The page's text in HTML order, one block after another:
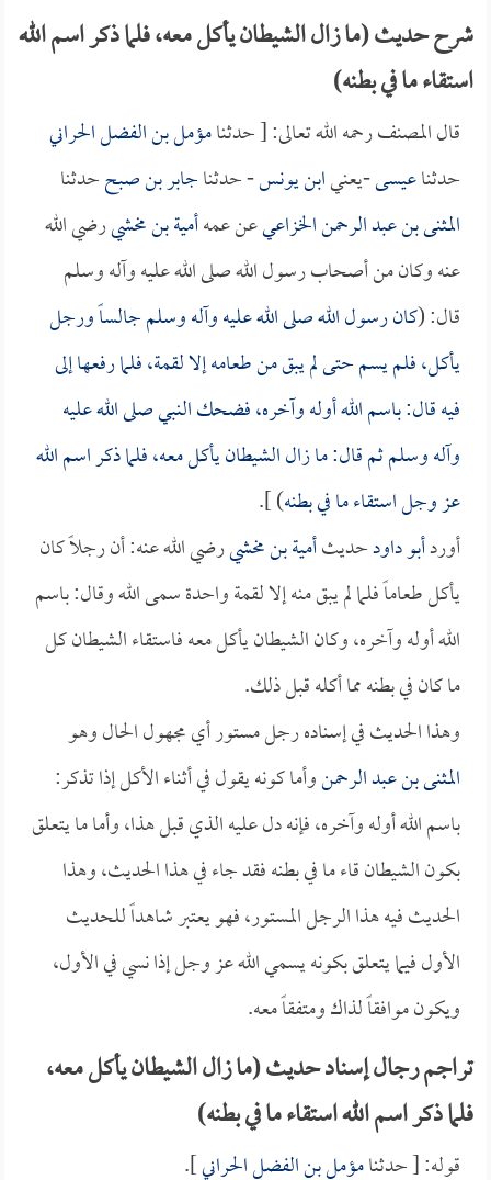
شرح حديث (ما زال الشيطان يأكل معه، فلما ذكر اسم الله
استقاء ما في بطنه)
قال المصنف رحمه الله تعالى: [ حدثنامؤمل بن الفضل الحراني
حدثناعيسى-يعنيابن يونس- حدثناجابر بن صبححدثنا
المثنى بن عبد الرحمن الخزاعيعن عمهأمية بن مخشيرضي الله
عنه وكان من أصحاب رسول الله صلى الله عليه وآله وسلم
قال: (كان رسول الله صلى الله عليه وآله وسلم جالساً ورجل
يأكل، فلم يسم حتى لم يبق من طعامه إلا لقمة، فلما رفعها إلى
فيه قال: باسم الله أوله وآخره، فضحك النبي صلى الله عليه
وآله وسلم ثم قال: ما زال الشيطان يأكل معه، فلما ذكر اسم الله
عز وجل استقاء ما في بطنه) ].
أوردأبو داودحديثأمية بن مخشيرضي الله عنه: أن رجلاً كان
يأكل طعاماً فلما لم يبق منه إلا لقمة واحدة سمى الله وقال: باسم
الله أوله وآخره، وكان الشيطان يأكل معه فاستقاء الشيطان كل
ما كان في بطنه مما أكله قبل ذلك.
وهذا الحديث في إسناده رجل مستور أي مجهول الحال وهو
المثنى بن عبد الرحمنوأما كونه يقول في أثناء الأكل إذا تذكر:
باسم الله أوله وآخره، فإنه دل عليه الذي قبل هذا، وأما ما يتعلق
بكون الشيطان قاء ما في بطنه فقد جاء في هذا الحديث، وهذا
الحديث فيه هذا الرجل المستور، فهو يعتبر شاهداً للحديث
الأول فيما يتعلق بكونه يسمي الله عز وجل إذا نسي في الأول،
ويكون موافقاً لذاك ومتفقاً معه.
تراجم رجال إسناد حديث (ما زال الشيطان يأكل معه،
فلما ذكر اسم الله استقاء ما في بطنه)
قوله: [ حدثنامؤمل بن الفضل الحراني].